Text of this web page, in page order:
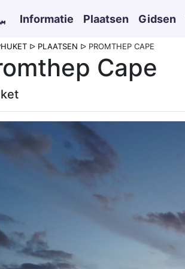
Informatie Plaatsen Gidsen
ᐅ PLAATSEN ᐅ PROMTHEP CAPE
Cape